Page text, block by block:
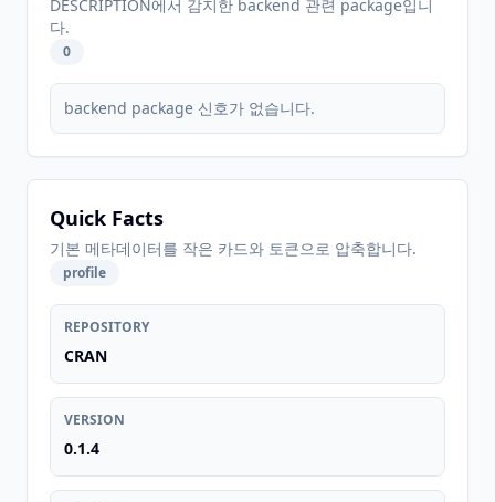
DESCRIPTION에서 감지한 backend 관련 package입니
다.
0
backend package 신호가 없습니다.
Quick Facts
기본 메타데이터를 작은 카드와 토큰으로 압축합니다.
profile
REPOSITORY
CRAN
VERSION
0.1.4